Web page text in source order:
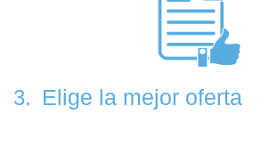
3. Elige la mejor oferta